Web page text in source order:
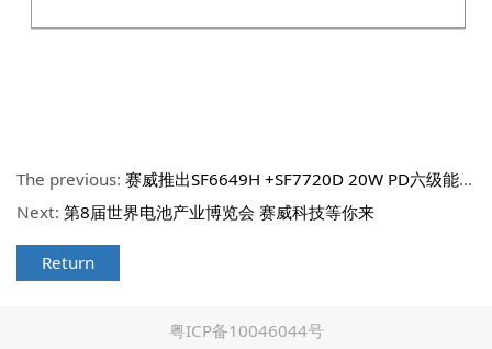
The previous:赛威推出SF6649H +SF7720D 20W PD六级能效充电器方案设计
Next:第8届世界电池产业博览会 赛威科技等你来
Return
粤ICP备10046044号